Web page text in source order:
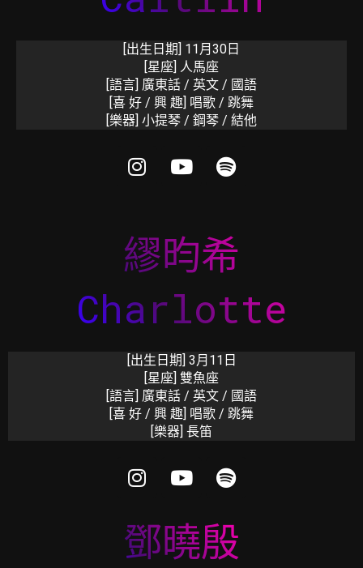
[出生日期] 11月30日
[星座] 人馬座
[語言] 廣東話 / 英文 / 國語
[喜 好 / 興 趣] 唱歌 / 跳舞
[樂器] 小提琴 / 鋼琴 / 結他
繆昀希
Charlotte
[出生日期] 3月11日
[星座] 雙魚座
[語言] 廣東話 / 英文 / 國語
[喜 好 / 興 趣] 唱歌 / 跳舞
[樂器] 長笛
鄧曉殷